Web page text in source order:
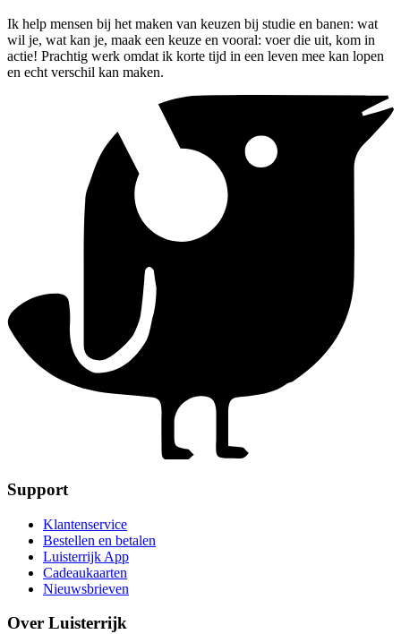
Ik help mensen bij het maken van keuzen bij studie en banen: wat
wil je, wat kan je, maak een keuze en vooral: voer die uit, kom in
actie! Prachtig werk omdat ik korte tijd in een leven mee kan lopen
en echt verschil kan maken.
Support
Klantenservice
Bestellen en betalen
Luisterrijk App
Cadeaukaarten
Nieuwsbrieven
Over Luisterrijk